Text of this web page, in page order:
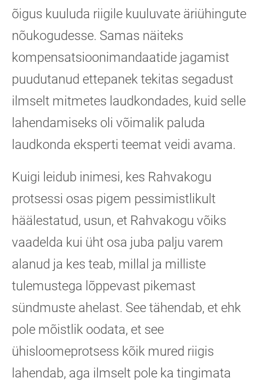
õigus kuuluda riigile kuuluvate äriühingute
nõukogudesse. Samas näiteks
kompensatsioonimandaatide jagamist
puudutanud ettepanek tekitas segadust
ilmselt mitmetes laudkondades, kuid selle
lahendamiseks oli võimalik paluda
laudkonda eksperti teemat veidi avama.
Kuigi leidub inimesi, kes Rahvakogu
protsessi osas pigem pessimistlikult
häälestatud, usun, et Rahvakogu võiks
vaadelda kui üht osa juba palju varem
alanud ja kes teab, millal ja milliste
tulemustega lõppevast pikemast
sündmuste ahelast. See tähendab, et ehk
pole mõistlik oodata, et see
ühisloomeprotsess kõik mured riigis
lahendab, aga ilmselt pole ka tingimata